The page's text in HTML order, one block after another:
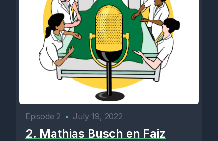
Episode 2 • July 19, 2022
2. Mathias Busch en Faiz